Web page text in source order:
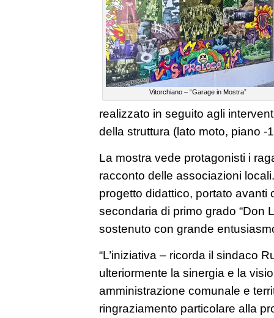
Vitorchiano – “Garage in Mostra”
realizzato in seguito agli
della struttura (lato moto, piano -
La mostra vede protagonisti i
racconto delle associazioni
progetto didattico, portato
secondaria di primo grado “Don
sostenuto con grande
“L’iniziativa – ricorda il sindaco
ulteriormente la sinergia e la
amministrazione comunale e
ringraziamento particolare alla